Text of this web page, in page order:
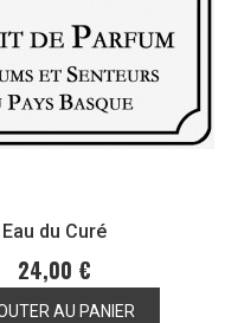
Eau du Curé
24,00 €
AU PANIER